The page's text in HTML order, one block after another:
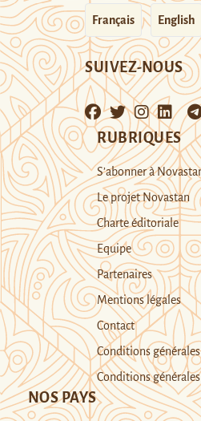
Français English
SUIVEZ-NOUS
RUBRIQUES
S’abonner à
Le projet Novastan
Charte éditoriale
Equipe
Partenaires
Mentions légales
Contact
Conditions
Conditions
NOS PAYS